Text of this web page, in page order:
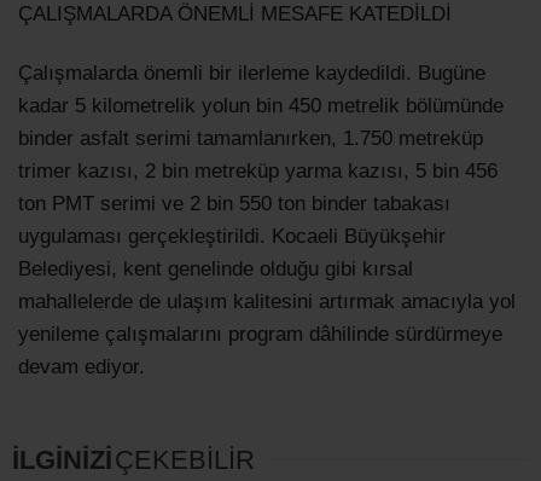
ÇALIŞMALARDA ÖNEMLİ MESAFE KATEDİLDİ
Çalışmalarda önemli bir ilerleme kaydedildi. Bugüne
kadar 5 kilometrelik yolun bin 450 metrelik bölümünde
binder asfalt serimi tamamlanırken, 1.750 metreküp
trimer kazısı, 2 bin metreküp yarma kazısı, 5 bin 456
ton PMT serimi ve 2 bin 550 ton binder tabakası
uygulaması gerçekleştirildi. Kocaeli Büyükşehir
Belediyesi, kent genelinde olduğu gibi kırsal
mahallelerde de ulaşım kalitesini artırmak amacıyla yol
yenileme çalışmalarını program dâhilinde sürdürmeye
devam ediyor.
İLGİNİZİÇEKEBİLİR